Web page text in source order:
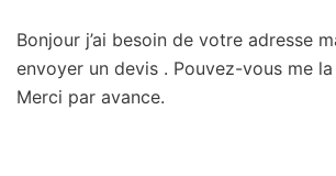
Bonjour j’ai besoin de votre adresse
envoyer un devis . Pouvez-vous me
Merci par avance.